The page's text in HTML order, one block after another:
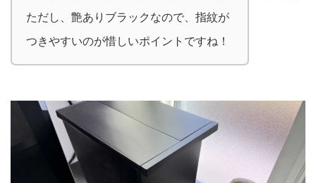
ただし、艶ありブラックなので、指紋が
つきやすいのが惜しいポイントですね！